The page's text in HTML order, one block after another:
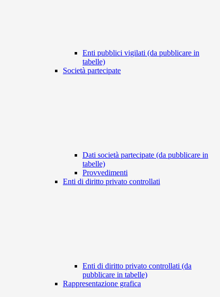
Enti pubblici vigilati (da pubblicare in
tabelle)
Società partecipate
Dati società partecipate (da pubblicare in
tabelle)
Provvedimenti
Enti di diritto privato controllati
Enti di diritto privato controllati (da
pubblicare in tabelle)
Rappresentazione grafica